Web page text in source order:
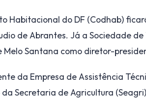
Habitacional do DF (Codhab)
de Abrantes. Já a Sociedade
Melo Santana como diretor-
da Empresa de Assistência
Secretaria de Agricultura